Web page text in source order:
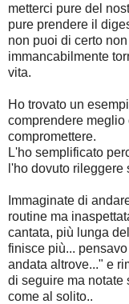
metterci pure del
pure prendere il
non puoi di certo
immancabilmente
vita.
Ho trovato un
comprendere meglio
compromettere.
L'ho semplificato
l'ho dovuto rileggere
Immaginate di
routine ma
cantata, più lunga
finisce più...
andata altrove..." e
di seguire ma notate
come al solito..